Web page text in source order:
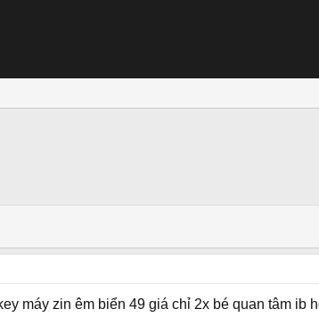
máy zin êm biển 49 giá chỉ 2x bé quan tâm ib